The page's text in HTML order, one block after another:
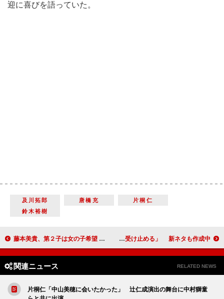
迎に喜びを語っていた。
及川拓郎 唐橋充
片桐仁
鈴木裕樹
藤本美貴、第２子は女の子希望 庄司の浮気には「したら覚えとけよ」 ８．６秒バズーカー、松本人志の辛口を「ちゃんと受け止める」 新ネタも作成中
関連ニュース RELATED NEWS
片桐仁「中山美穂に会いたかった」 辻仁成演出の舞台に中村獅童